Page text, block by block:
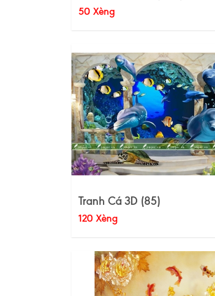
50 Xèng
Tranh Cá 3D (85)
120 Xèng